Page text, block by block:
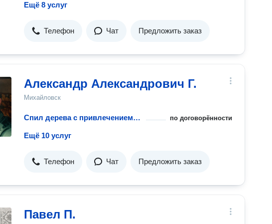
Ещё 8 услуг
Телефон Чат Предложить заказ
Александр Александрович Г.
Михайловск
Спил дерева с привлечением промышленного альпиниста по договорённости
Ещё 10 услуг
Телефон Чат Предложить заказ
Павел П.